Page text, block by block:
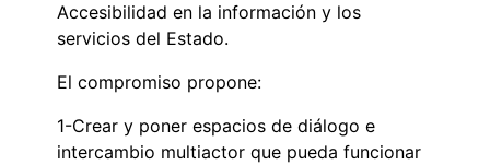
Accesibilidad en la información y los
servicios del Estado.
El compromiso propone:
1-Crear y poner espacios de diálogo e
intercambio multiactor que pueda funcionar